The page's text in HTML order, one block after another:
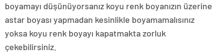
boyamayı düşünüyorsanız koyu renk boyanızın üzerine
astar boyası yapmadan kesinlikle boyamamalısınız
yoksa koyu renk boyayı kapatmakta zorluk
çekebilirsiniz.